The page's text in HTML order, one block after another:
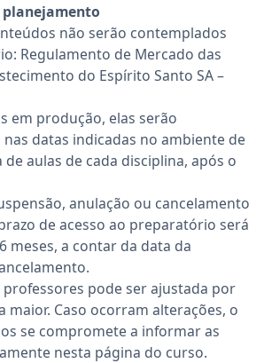
planejamento
não serão contemplados
Regulamento de Mercado das
do Espírito Santo SA –
em produção, elas serão
datas indicadas no ambiente de
aulas de cada disciplina, após o
anulação ou cancelamento
de acesso ao preparatório será
meses, a contar da data da
pode ser ajustada por
maior. Caso ocorram alterações, o
se compromete a informar as
nesta página do curso.